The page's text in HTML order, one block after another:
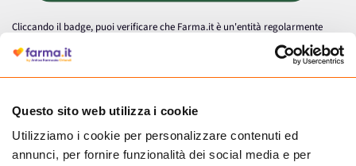
Questo sito web utilizza i cookie
Utilizziamo i cookie per personalizzare contenuti ed
annunci, per fornire funzionalità dei social media e per
Cliccando il badge, puoi verificare che Farma.it è un'entità regolarmente
autorizzata dal Ministero della Salute a effettuare la vendita online di
medicinali.